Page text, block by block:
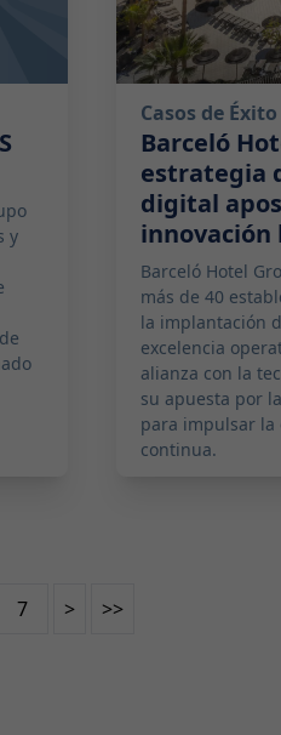
y
Casos de Éxito
Barceló
estrategia
digital
innovación
Barceló Hotel
más de 40
la implantación
excelencia
alianza con la
su apuesta por
para impulsar la
continua.
7 > >>